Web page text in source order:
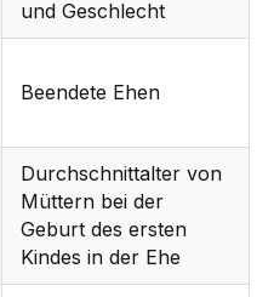
und Geschlecht
Beendete Ehen
Durchschnittalter von
Müttern bei der
Geburt des ersten
Kindes in der Ehe